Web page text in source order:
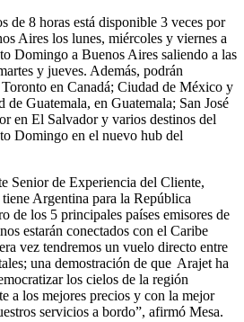
de 8 horas está disponible 3 veces por
Aires los lunes, miércoles y viernes a
Domingo a Buenos Aires saliendo a las
y jueves. Además, podrán
en Canadá; Ciudad de México y
Guatemala, en Guatemala; San José
en El Salvador y varios destinos del
Domingo en el nuevo hub del
Senior de Experiencia del Cliente,
Argentina para la República
de los 5 principales países emisores de
estarán conectados con el Caribe
vez tendremos un vuelo directo entre
una demostración de que Arajet ha
los cielos de la región
a los mejores precios y con la mejor
servicios a bordo”, afirmó Mesa.